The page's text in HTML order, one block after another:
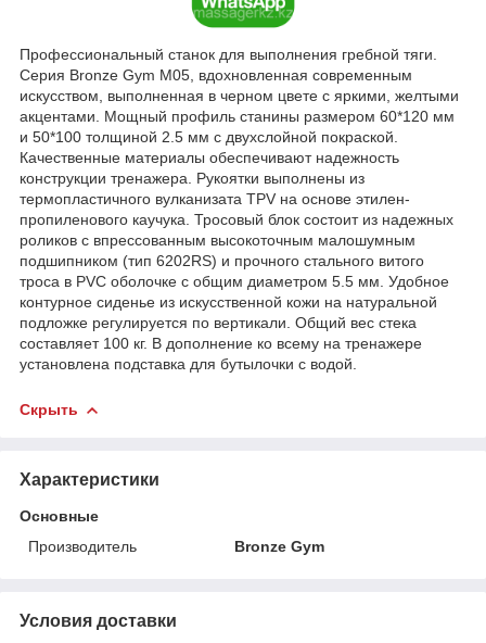
Профессиональный станок для выполнения гребной тяги.
Серия Bronze Gym M05, вдохновленная современным
искусством, выполненная в черном цвете с яркими, желтыми
акцентами. Мощный профиль станины размером 60*120 мм
и 50*100 толщиной 2.5 мм с двухслойной покраской.
Качественные материалы обеспечивают надежность
конструкции тренажера. Рукоятки выполнены из
термопластичного вулканизата TPV на основе этилен-
пропиленового каучука. Тросовый блок состоит из надежных
роликов с впрессованным высокоточным малошумным
подшипником (тип 6202RS) и прочного стального витого
троса в PVC оболочке с общим диаметром 5.5 мм. Удобное
контурное сиденье из искусственной кожи на натуральной
подложке регулируется по вертикали. Общий вес стека
составляет 100 кг. В дополнение ко всему на тренажере
установлена подставка для бутылочки с водой.
Скрыть
Характеристики
Основные
Производитель
Bronze Gym
Условия доставки